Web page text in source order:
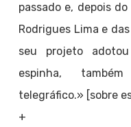
passado e, depois
Rodrigues Lima e
seu projeto
espinha,
telegráfico.» [sobre
+